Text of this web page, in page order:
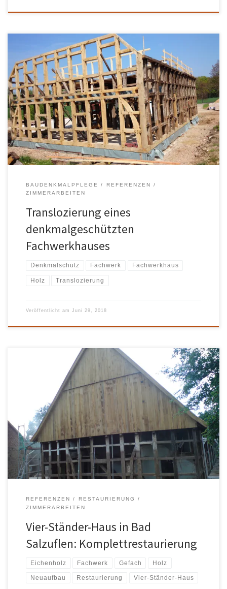
BAUDENKMALPFLEGE
REFERENZEN
ZIMMERARBEITEN
Translozierung eines
denkmalgeschützten
Fachwerkhauses
Denkmalschutz Fachwerk Fachwerkhaus
Holz Translozierung
Veröffentlicht am Juni 29, 2018
REFERENZEN
RESTAURIERUNG
ZIMMERARBEITEN
Vier-Ständer-Haus in Bad
Salzuflen: Komplettrestaurierung
Eichenholz Fachwerk Gefach Holz
Neuaufbau Restaurierung Vier-Ständer-Haus